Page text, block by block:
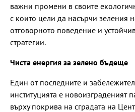
важни промени в своите
с които цели да насърчи зеления
отговорното поведение и
стратегии.
Чиста енергия за зелено бъдеще
Един от последните и
институцията е новоизграденият
върху покрива на сградата на